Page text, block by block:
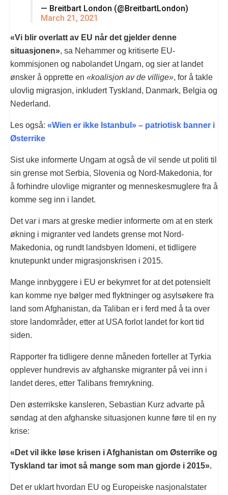
— Breitbart London (@BreitbartLondon)
March 21, 2021
«Vi blir overlatt av EU når det gjelder denne
situasjonen», sa Nehammer og kritiserte EU-
kommisjonen og nabolandet Ungarn, og sier at landet
ønsker å opprette en «koalisjon av de villige», for å takle
ulovlig migrasjon, inkludert Tyskland, Danmark, Belgia og
Nederland.
Les også: «Wien er ikke Istanbul» – patriotisk banner i
Østerrike
Sist uke informerte Ungarn at også de vil sende ut politi til
sin grense mot Serbia, Slovenia og Nord-Makedonia, for
å forhindre ulovlige migranter og menneskesmuglere fra å
komme seg inn i landet.
Det var i mars at greske medier informerte om at en sterk
økning i migranter ved landets grense mot Nord-
Makedonia, og rundt landsbyen Idomeni, et tidligere
knutepunkt under migrasjonskrisen i 2015.
Mange innbyggere i EU er bekymret for at det potensielt
kan komme nye bølger med flyktninger og asylsøkere fra
land som Afghanistan, da Taliban er i ferd med å ta over
store landområder, etter at USA forlot landet for kort tid
siden.
Rapporter fra tidligere denne måneden forteller at Tyrkia
opplever hundrevis av afghanske migranter på vei inn i
landet deres, etter Talibans fremrykning.
Den østerrikske kansleren, Sebastian Kurz advarte på
søndag at den afghanske situasjonen kunne føre til en ny
krise:
«Det vil ikke løse krisen i Afghanistan om Østerrike og
Tyskland tar imot så mange som man gjorde i 2015».
Det er uklart hvordan EU og Europeiske nasjonalstater